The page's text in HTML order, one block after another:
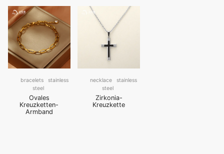
bracelets
stainless
steel
Ovales
Kreuzketten-
Armband
necklace
stainless
steel
Zirkonia-
Kreuzkette